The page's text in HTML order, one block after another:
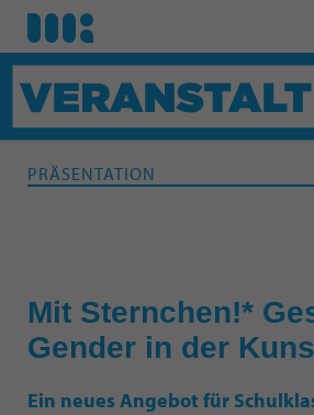
PRÄSENTATION
Mit Sternchen!*
Gender in der
Ein neues Angebot für